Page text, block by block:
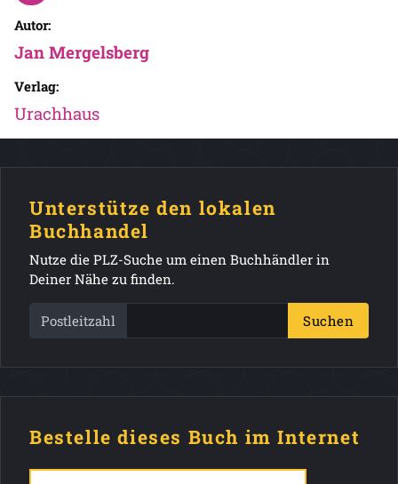
Autor:
Jan Mergelsberg
Verlag:
Urachhaus
Unterstütze den lokalen
Buchhandel
Nutze die PLZ-Suche um einen Buchhändler in
Deiner Nähe zu finden.
Postleitzahl Suchen
Bestelle dieses Buch im Internet